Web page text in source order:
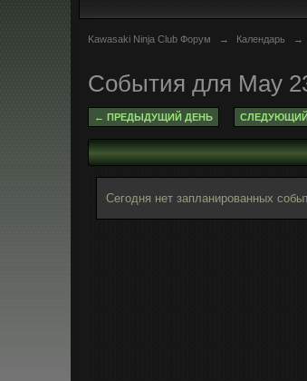
Kawasaki Ninja Club Форум → Календарь →
События для May
← ПРЕДЫДУЩИЙ ДЕНЬ
Сегодня нет запланированных